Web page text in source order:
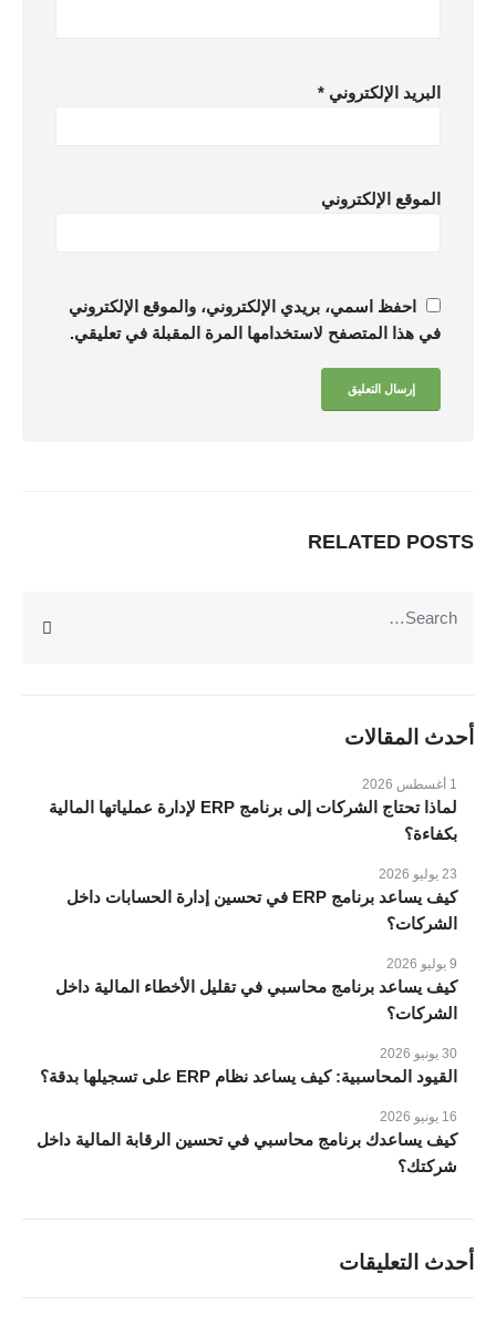
البريد الإلكتروني *
الموقع الإلكتروني
احفظ اسمي، بريدي الإلكتروني، والموقع الإلكتروني
في هذا المتصفح لاستخدامها المرة المقبلة في تعليقي.
RELATED POSTS
أحدث المقالات
لماذا تحتاج الشركات إلى برنامج ERP لإدارة عملياتها المالية
بكفاءة؟
1 أغسطس 2026
كيف يساعد برنامج ERP في تحسين إدارة الحسابات داخل
الشركات؟
23 يوليو 2026
كيف يساعد برنامج محاسبي في تقليل الأخطاء المالية داخل
الشركات؟
9 يوليو 2026
القيود المحاسبية: كيف يساعد نظام ERP على تسجيلها بدقة؟
30 يونيو 2026
كيف يساعدك برنامج محاسبي في تحسين الرقابة المالية داخل
شركتك؟
16 يونيو 2026
أحدث التعليقات
متعدد اللغات , الربط مع الرسائل والبريد الإليكتروني...
المدونة
اتصل بنا
انظمة voko erp
شركات المقاولات والإنشاءات
شركات الاستثمار العقاري
شركات التجارة والتوزيع
الصناعات الصغيرة
منظومة الفاتورة الإلكترونية
مطابع الاوفسيت والفلكسو